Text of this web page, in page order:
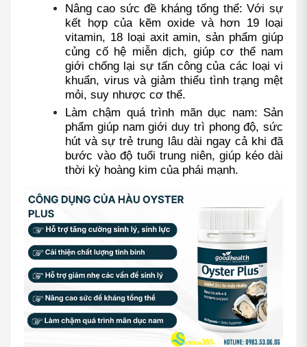
Nâng cao sức đề kháng tổng thể: Với sự
kết hợp của kẽm oxide và hơn 19 loại
vitamin, 18 loại axit amin, sản phẩm giúp
củng cố hệ miễn dịch, giúp cơ thể nam
giới chống lại sự tấn công của các loại vi
khuẩn, virus và giảm thiểu tình trạng mệt
mỏi, suy nhược cơ thể.
Làm chậm quá trình mãn dục nam: Sản
phẩm giúp nam giới duy trì phong độ, sức
hút và sự trẻ trung lâu dài ngay cả khi đã
bước vào độ tuổi trung niên, giúp kéo dài
thời kỳ hoàng kim của phái mạnh.